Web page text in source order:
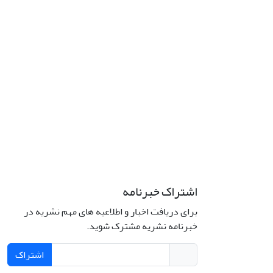
اشتراک خبرنامه
برای دریافت اخبار و اطلاعیه های مهم نشریه در
خبرنامه نشریه مشترک شوید.
اشتراک